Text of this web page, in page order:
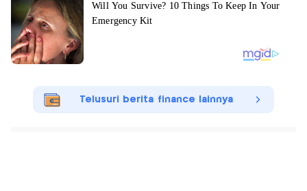
Telusuri berita finance lainnya